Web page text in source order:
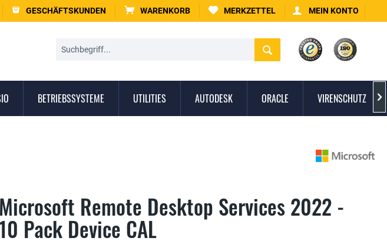
GESCHÄFTSKUNDEN WARENKORB MERKZETTEL MEIN KONTO
BETRIEBSSYSTEME UTILITIES AUTODESK ORACLE VIRENSCHUTZ 
Microsoft Remote Desktop Services 2022 -
10 Pack Device CAL